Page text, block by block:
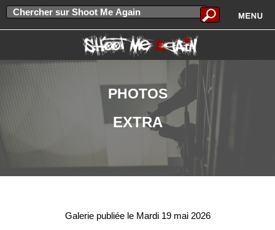
PHOTOS
EXTRA
Galerie publiée le Mardi 19 mai 2026